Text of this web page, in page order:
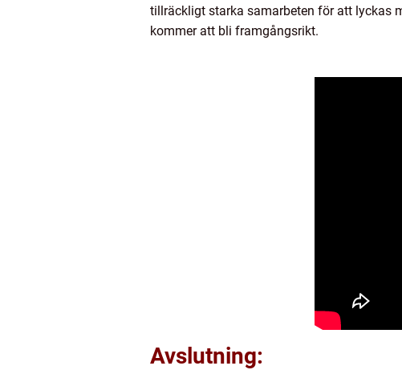
tillräckligt starka samarbeten för att lyckas
kommer att bli framgångsrikt.
Avslutning: